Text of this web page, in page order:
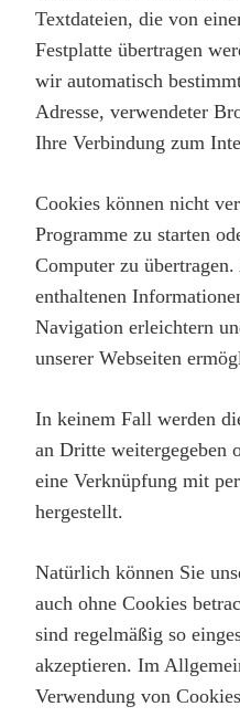
Textdateien, die von
Festplatte übertragen
wir automatisch
Adresse, verwendeter
Ihre Verbindung zum
Cookies können nicht
Programme zu starten
Computer zu
enthaltenen
Navigation erleichtern
unserer Webseiten
In keinem Fall werden
an Dritte weitergegeben
eine Verknüpfung mit
hergestellt.
Natürlich können Sie
auch ohne Cookies
sind regelmäßig so
akzeptieren. Im
Verwendung von